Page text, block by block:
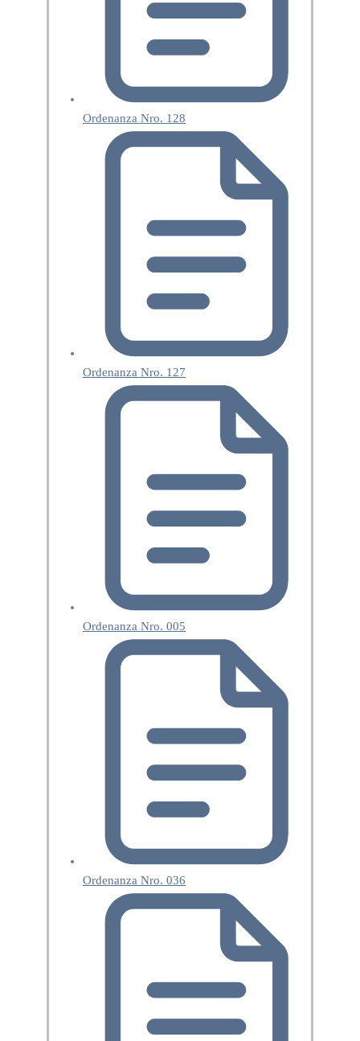
Ordenanza Nro. 128
Ordenanza Nro. 127
Ordenanza Nro. 005
Ordenanza Nro. 036